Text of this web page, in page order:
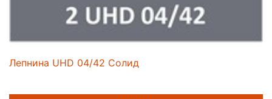
Лепнина UHD 04/42 Солид